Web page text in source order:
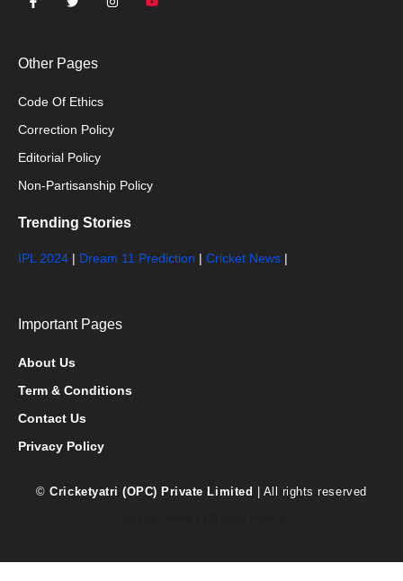
Other Pages
Code Of Ethics
Correction Policy
Editorial Policy
Non-Partisanship Policy
Trending Stories
IPL 2024 | Dream 11 Prediction | Cricket News |
Important Pages
About Us
Term & Conditions
Contact Us
Privacy Policy
©Cricketyatri (OPC) Private Limited
| All rights reserved